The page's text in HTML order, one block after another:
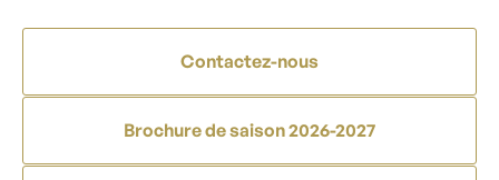
Contactez-nous
Brochure de saison 2026-2027